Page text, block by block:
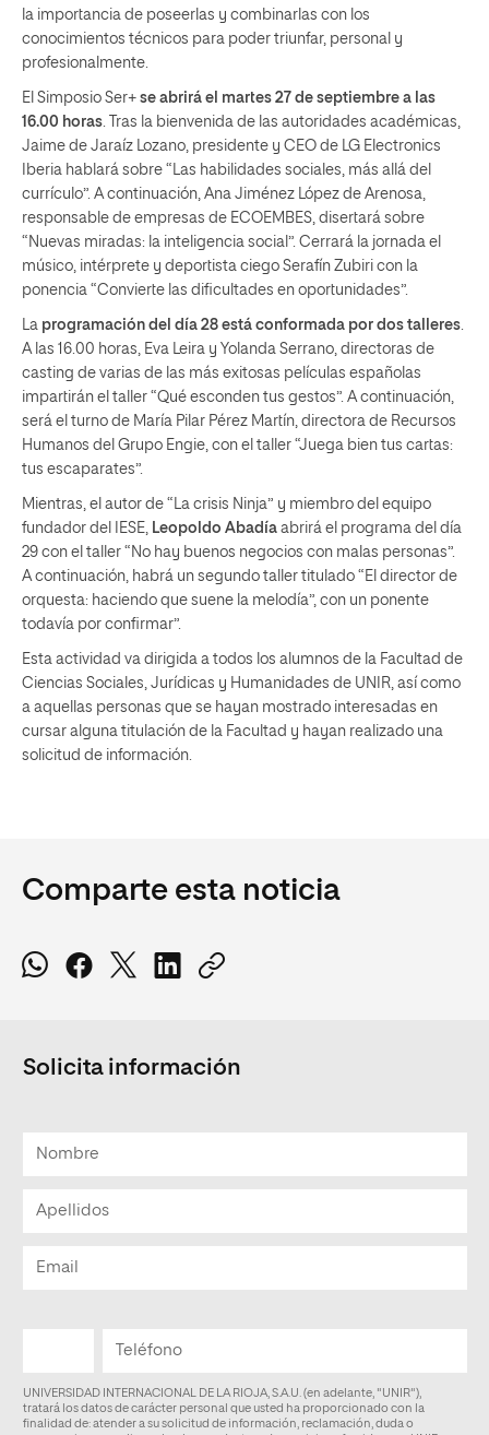
la importancia de poseerlas y combinarlas con los
conocimientos técnicos para poder triunfar, personal y
profesionalmente.
El Simposio Ser+ se abrirá el martes 27 de septiembre a las
16.00 horas . Tras la bienvenida de las autoridades académicas,
Jaime de Jaraíz Lozano, presidente y CEO de LG Electronics
Iberia hablará sobre “Las habilidades sociales, más allá del
currículo”. A continuación, Ana Jiménez López de Arenosa,
responsable de empresas de ECOEMBES, disertará sobre
“Nuevas miradas: la inteligencia social”. Cerrará la jornada el
músico, intérprete y deportista ciego Serafín Zubiri con la
ponencia “Convierte las dificultades en oportunidades”.
La programación del día 28 está conformada por dos talleres
A las 16.00 horas, Eva Leira y Yolanda Serrano, directoras de
casting de varias de las más exitosas películas españolas
impartirán el taller “Qué esconden tus gestos”. A continuación,
será el turno de María Pilar Pérez Martín, directora de Recursos
Humanos del Grupo Engie, con el taller “Juega bien tus cartas:
tus escaparates”.
Mientras, el autor de “La crisis Ninja” y miembro del equipo
fundador del IESE,
Leopoldo Abadía abrirá el programa del día
29 con el taller “No hay buenos negocios con malas personas”.
A continuación, habrá un segundo taller titulado “El director de
orquesta: haciendo que suene la melodía”, con un ponente
todavía por confirmar”.
Esta actividad va dirigida a todos los alumnos de la Facultad de
Ciencias Sociales, Jurídicas y Humanidades de UNIR, así como
a aquellas personas que se hayan mostrado interesadas en
cursar alguna titulación de la Facultad y hayan realizado una
solicitud de información.
Comparte esta noticia
Solicita información